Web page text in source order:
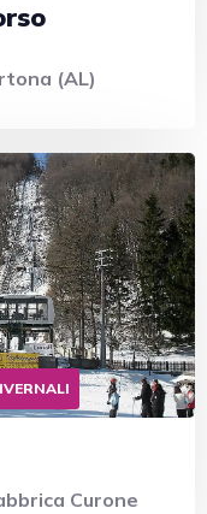
(AL)
Curone